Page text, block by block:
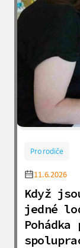
Pro rodiče
11.6.2026
Když
jedné